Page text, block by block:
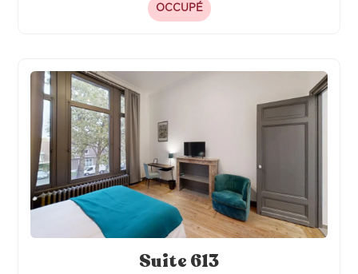
OCCUPÉ
Suite 613